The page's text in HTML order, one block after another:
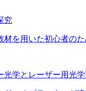
究
材を用いた初心者の
光学とレーザー用光